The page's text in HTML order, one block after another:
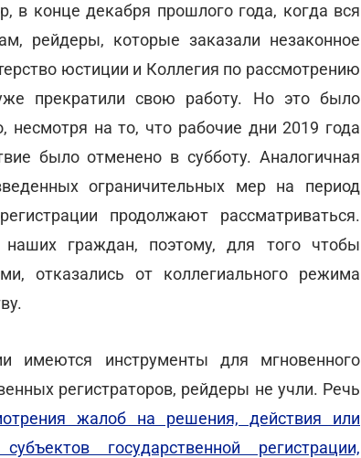
в конце декабря прошлого года, когда вся
рейдеры, которые заказали незаконное
юстиции и Коллегия по рассмотрению
прекратили свою работу. Но это было
на то, что рабочие дни 2019 года
было отменено в субботу. Аналогичная
ограничительных мер на период
продолжают рассматриваться.
граждан, поэтому, для того чтобы
отказались от коллегиального режима
имеются инструменты для мгновенного
регистраторов, рейдеры не учли. Речь
жалоб на решения, действия или
государственной регистрации,